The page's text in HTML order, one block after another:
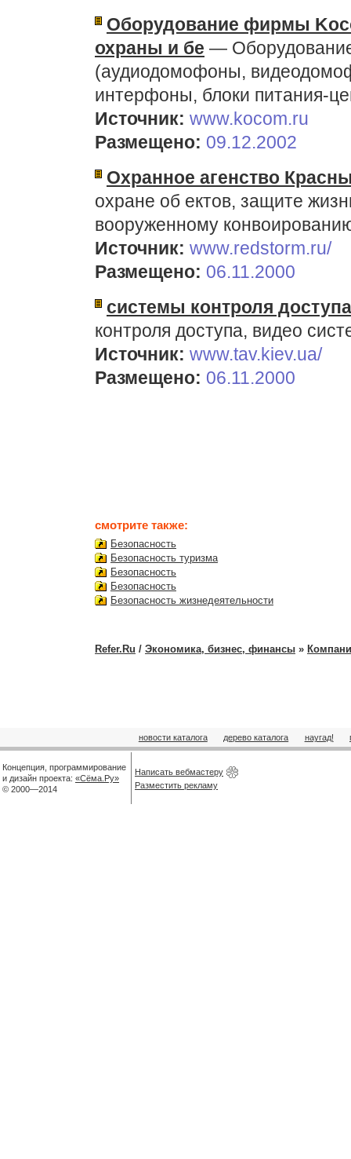
Оборудование фирмы
охраны и бе —
(аудиодомофоны,
интерфоны, блоки питания-
Источник: www.kocom.ru
Размещено: 09.12.2002
Охранное агенство
охране об ектов, защите
вооруженному
Источник: www.redstorm.ru/
Размещено: 06.11.2000
системы контроля доступа
контроля доступа, видео
Источник: www.tav.kiev.ua/
Размещено: 06.11.2000
смотрите также:
Безопасность
Безопасность туризма
Безопасность
Безопасность
Безопасность жизнедеятельности
Refer.Ru / Экономика, бизнес, финансы »
новости каталога дерево каталога наугад!
Концепция, программирование
и дизайн проекта: «Сёма.Ру»
© 2000—2014
Написать вебмастеру
Разместить рекламу